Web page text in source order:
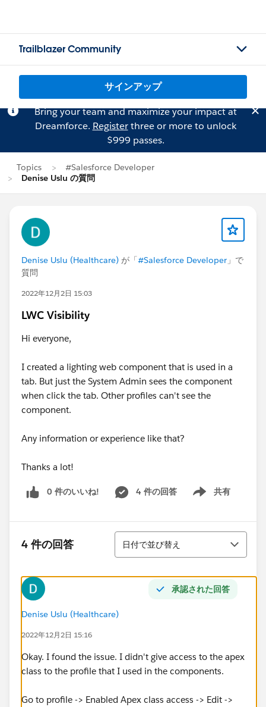
Trailblazer Community
サインアップ
Bring your team and maximize your impact at
Dreamforce. Registerthree or more to unlock
$999 passes.
Topics
#Salesforce Developer
Denise Uslu の質問
Denise Uslu (Healthcare) が「#Salesforce Developer 」で
質問
2022年12月2日 15:03
LWC Visibility
Hi everyone,
I created a lighting web component that is used in a
tab. But just the System Admin sees the component
when click the tab. Other profiles can't see the
component.
Any information or experience like that?
Thanks a lot!
0 件のいいね! 4 件の回答 共有
Show menu
4 件の回答
並び替え
日付で並び替え
承認された回答
Denise Uslu (Healthcare)
2022年12月2日 15:16
Okay. I found the issue. I didn't give access to the apex
class to the profile that I used in the components.
Go to profile -> Enabled Apex class access -> Edit ->